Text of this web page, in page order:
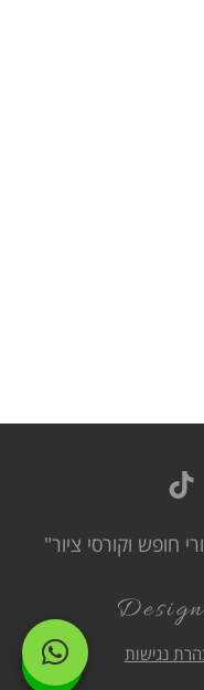
חופש וקורסי ציור"
נגישות